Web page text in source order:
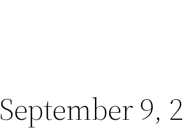
September 9,